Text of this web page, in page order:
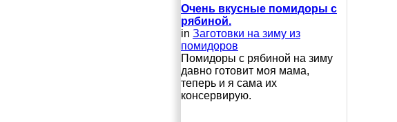
Очень вкусные помидоры с
рябиной.
in Заготовки на зиму из
помидоров
Помидоры с рябиной на зиму
давно готовит моя мама,
теперь и я сама их
консервирую.